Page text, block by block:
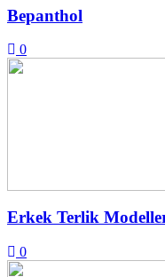
Bepanthol
0
Erkek Terlik
0